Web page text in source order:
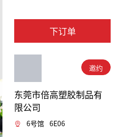
下订单
邀约
东莞市倍高塑胶制品有
限公司
6号馆 6E06